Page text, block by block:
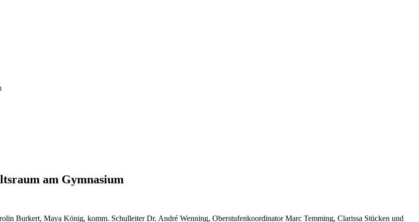
am Gymnasium
Burkert, Maya König, komm. Schulleiter Dr. André Wenning, Oberstufenkoordinator Marc Temming, Clarissa Stücken und